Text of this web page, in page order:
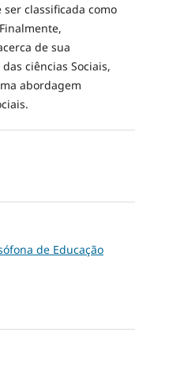
classificada como
de sua
ciências Sociais,
abordagem
de Educação